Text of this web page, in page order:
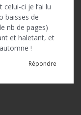
ci je l’ai lu
baisses de
nb de pages)
et haletant, et
!
Répondre